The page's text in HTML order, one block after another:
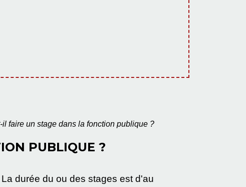
il faire un stage dans la fonction publique ?
PUBLIQUE ?
durée du ou des stages est d'au